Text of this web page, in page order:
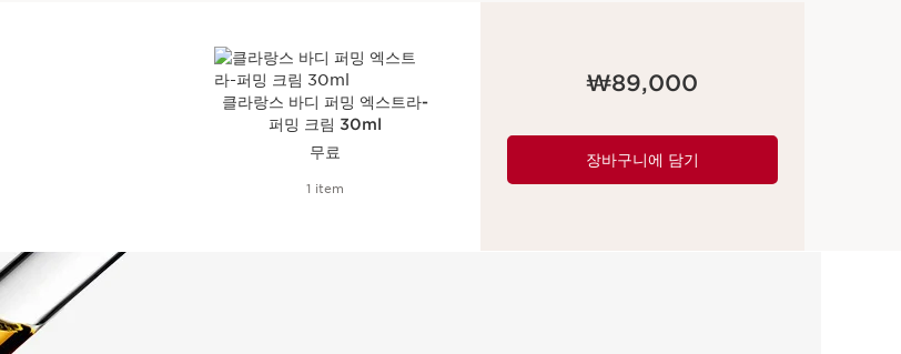
클라랑스 바디 퍼밍 엑스트라-
퍼밍 크림 30ml
무료
1 item
₩89,000
장바구니에 담기